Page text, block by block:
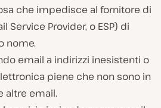
che impedisce al fornitore di
Service Provider, o ESP) di
nome.
email a indirizzi inesistenti o
piene che non sono in
altre email.